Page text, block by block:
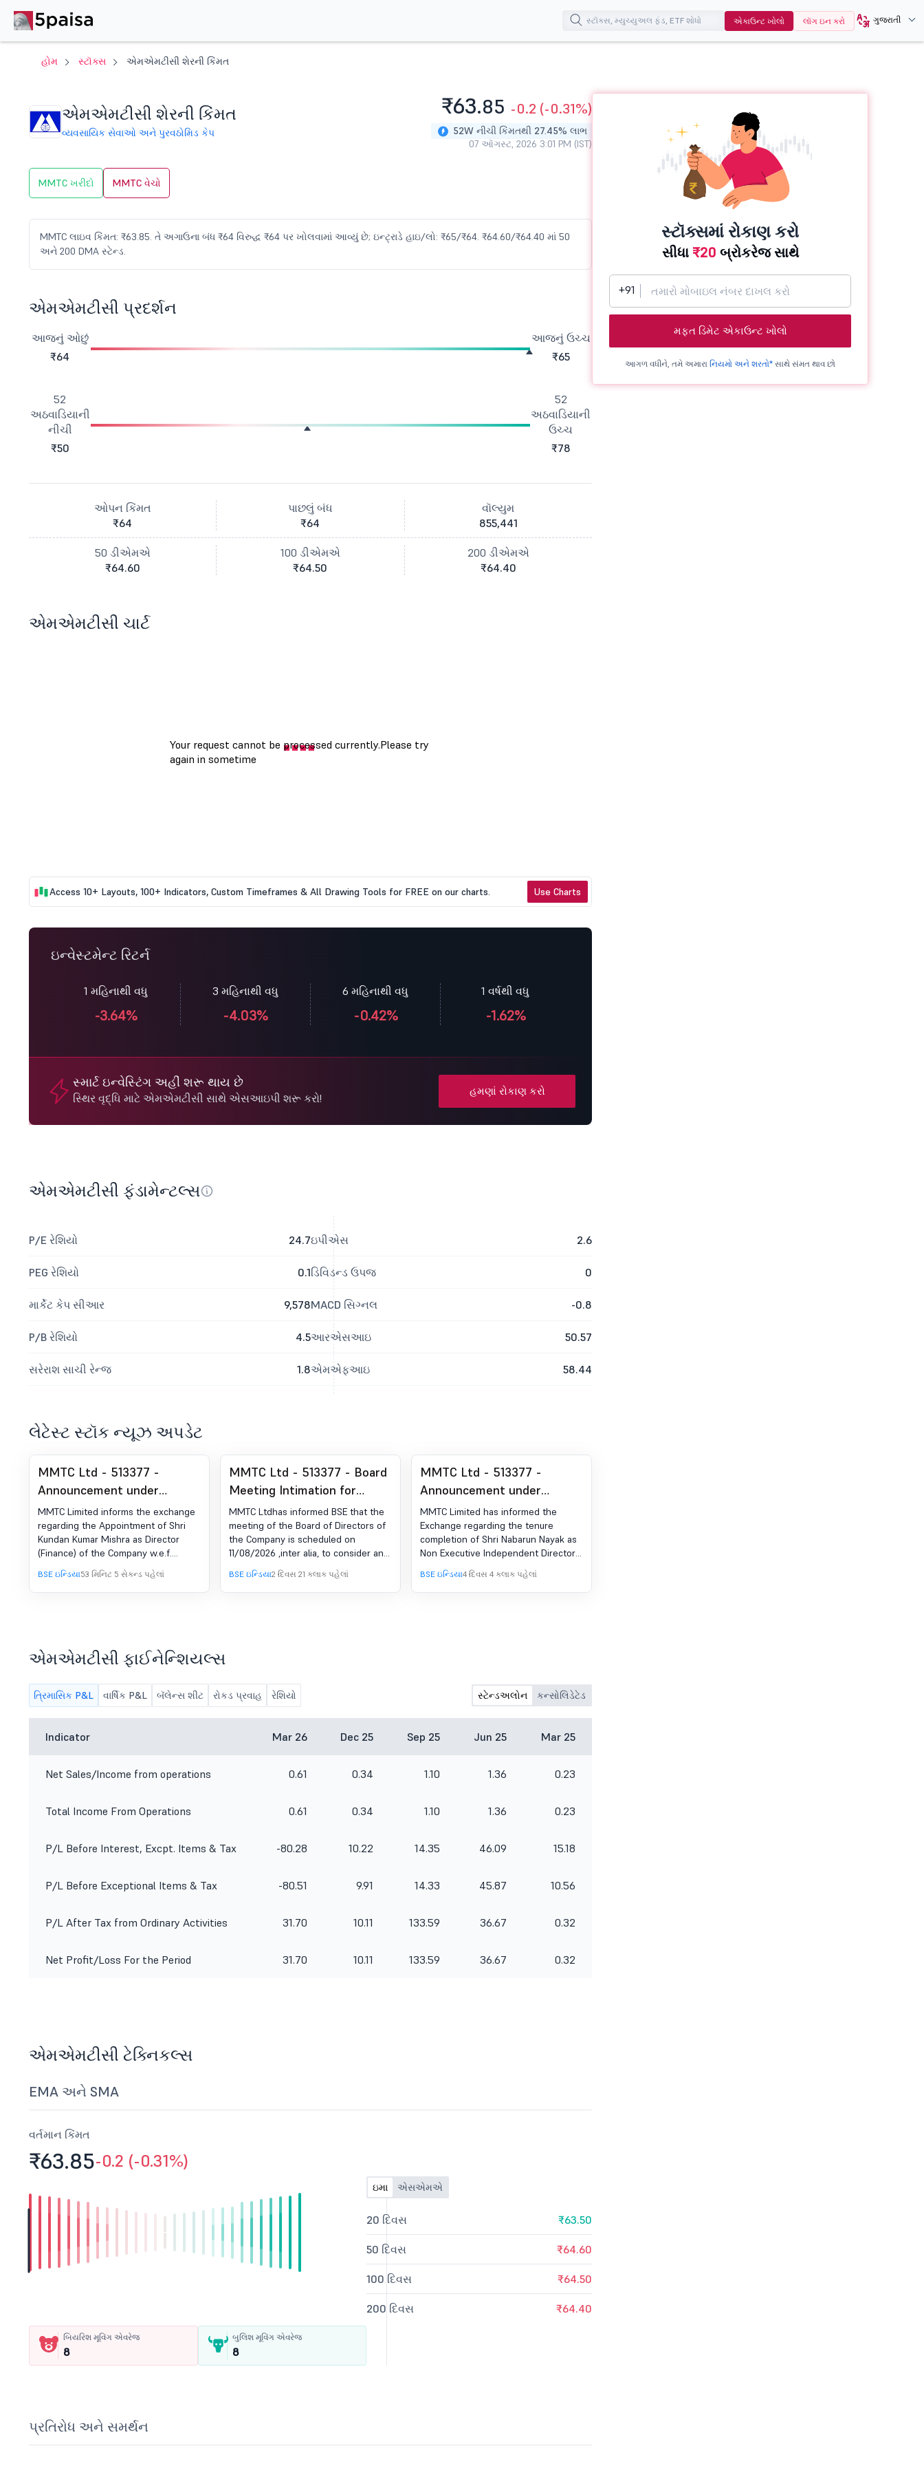
એકાઉન્ટ ખોલો લૉગ ઇન કરો ગુજરાતી
હોમ સ્ટૉક્સ એમએમટીસી શેરની કિંમત
એમએમટીસી શેરની કિંમત
વ્યવસાયિક સેવાઓ અને પુરવઠોમિડ કેપ
₹63.85 -0.2 (-0.31%)
52W નીચી કિંમતથી 27.45% લાભ
07 ઑગસ્ટ, 2026 3:01 PM (IST)
MMTC ખરીદો MMTC વેચો
MMTC લાઇવ કિંમત: ₹63.85. તે અગાઉના બંધ ₹64 વિરુદ્ધ ₹64 પર ખોલવામાં આવ્યું છે; ઇન્ટ્રાડે હાઇ/લો: ₹65/₹64. ₹64.60/₹64.40 માં 50
અને 200 DMA સ્ટેન્ડ.
એમએમટીસી પ્રદર્શન
આજનું ઓછું
₹64
આજનું ઉચ્ચ
₹65
52
અઠવાડિયાની
નીચી
₹50
52
અઠવાડિયાની
ઉચ્ચ
₹78
ઓપન કિંમત
₹64
પાછલું બંધ
₹64
વૉલ્યુમ
855,441
50 ડીએમએ
₹64.60
100 ડીએમએ
₹64.50
200 ડીએમએ
₹64.40
એમએમટીસી ચાર્ટ
Access 10+ Layouts, 100+ Indicators, Custom Timeframes & All Drawing Tools for FREE on our charts. Use Charts
ઇન્વેસ્ટમેન્ટ રિટર્ન
1 મહિનાથી વધુ
-3.64%
3 મહિનાથી વધુ
-4.03%
6 મહિનાથી વધુ
-0.42%
1 વર્ષથી વધુ
-1.62%
સ્માર્ટ ઇન્વેસ્ટિંગ અહીં શરૂ થાય છે
સ્થિર વૃદ્ધિ માટે એમએમટીસી સાથે એસઆઇપી શરૂ કરો!
હમણાં રોકાણ કરો
એમએમટીસી ફંડામેન્ટલ્સ
P/E રેશિયો 24.7
PEG રેશિયો 0.1
માર્કેટ કેપ સીઆર 9,578
P/B રેશિયો 4.5
સરેરાશ સાચી રેન્જ 1.8
ઇપીએસ 2.6
ડિવિડન્ડ ઉપજ 0
MACD સિગ્નલ -0.8
આરએસઆઇ 50.57
એમએફઆઇ 58.44
લેટેસ્ટ સ્ટૉક ન્યૂઝ અપડેટ
MMTC Ltd - 513377 -
Announcement under
Regulation 30 (LODR)-
Change in Management
MMTC Limited informs the exchange
regarding the Appointment of Shri
Kundan Kumar Mishra as Director
(Finance) of the Company w.e.f.
August 03, 2026.
BSE ઇન્ડિયા53 મિનિટ 5 સેકન્ડ પહેલાં
MMTC Ltd - 513377 - Board
Meeting Intimation for
MMTC Limited Informs The
Exchange Regarding 491St
Meeting Of Board Of
Directors To Be Held On
Tuesday, 11.08.2026 At
1530Hrs For The Quarter
MMTC Ltdhas informed BSE that the
meeting of the Board of Directors of
the Company is scheduled on
11/08/2026 ,inter alia, to consider and
approve The Unaudited (Standalone
and Consolidated) Financial Results
for the quarter ended 30th June,
BSE ઇન્ડિયા2 દિવસ 21 કલાક પહેલાં
MMTC Ltd - 513377 -
Announcement under
Regulation 30 (LODR)-
Change in Management
MMTC Limited has informed the
Exchange regarding the tenure
completion of Shri Nabarun Nayak as
Non Executive Independent Director
on 02-08-2026 on the Board of MMTC
Limited.
BSE ઇન્ડિયા4 દિવસ 4 કલાક પહેલાં
એમએમટીસી ફાઈનેન્શિયલ્સ
ત્રિમાસિક P&L વાર્ષિક P&L બૅલેન્સ શીટ રોકડ પ્રવાહ રેશિયો સ્ટેન્ડઅલોન કન્સોલિડેટેડ
Indicator Mar 26 Dec 25 Sep 25 Jun 25 Mar 25
Net Sales/Income from operations 0.61 0.34 1.10 1.36 0.23
Total Income From Operations 0.61 0.34 1.10 1.36 0.23
P/L Before Interest, Excpt. Items & Tax -80.28 10.22 14.35 46.09 15.18
P/L Before Exceptional Items & Tax -80.51 9.91 14.33 45.87 10.56
P/L After Tax from Ordinary Activities 31.70 10.11 133.59 36.67 0.32
Net Profit/Loss For the Period 31.70 10.11 133.59 36.67 0.32
એમએમટીસી ટેક્નિકલ્સ
EMA અને SMA
વર્તમાન કિંમત
₹63.85-0.2 (-0.31%)
બિયરિશ મૂવિંગ એવરેજ
8
બુલિશ મૂવિંગ એવરેજ
8
ઇમા એસએમએ
20 દિવસ ₹63.50
50 દિવસ ₹64.60
100 દિવસ ₹64.50
200 દિવસ ₹64.40
પ્રતિરોધ અને સમર્થન
સ્ટૉક્સમાં રોકાણ કરો
સીધા ₹20 બ્રોકરેજ સાથે
+91
મફત ડિમેટ એકાઉન્ટ ખોલો
આગળ વધીને, તમે અમારા નિયમો અને શરતો* સાથે સંમત થાવ છો